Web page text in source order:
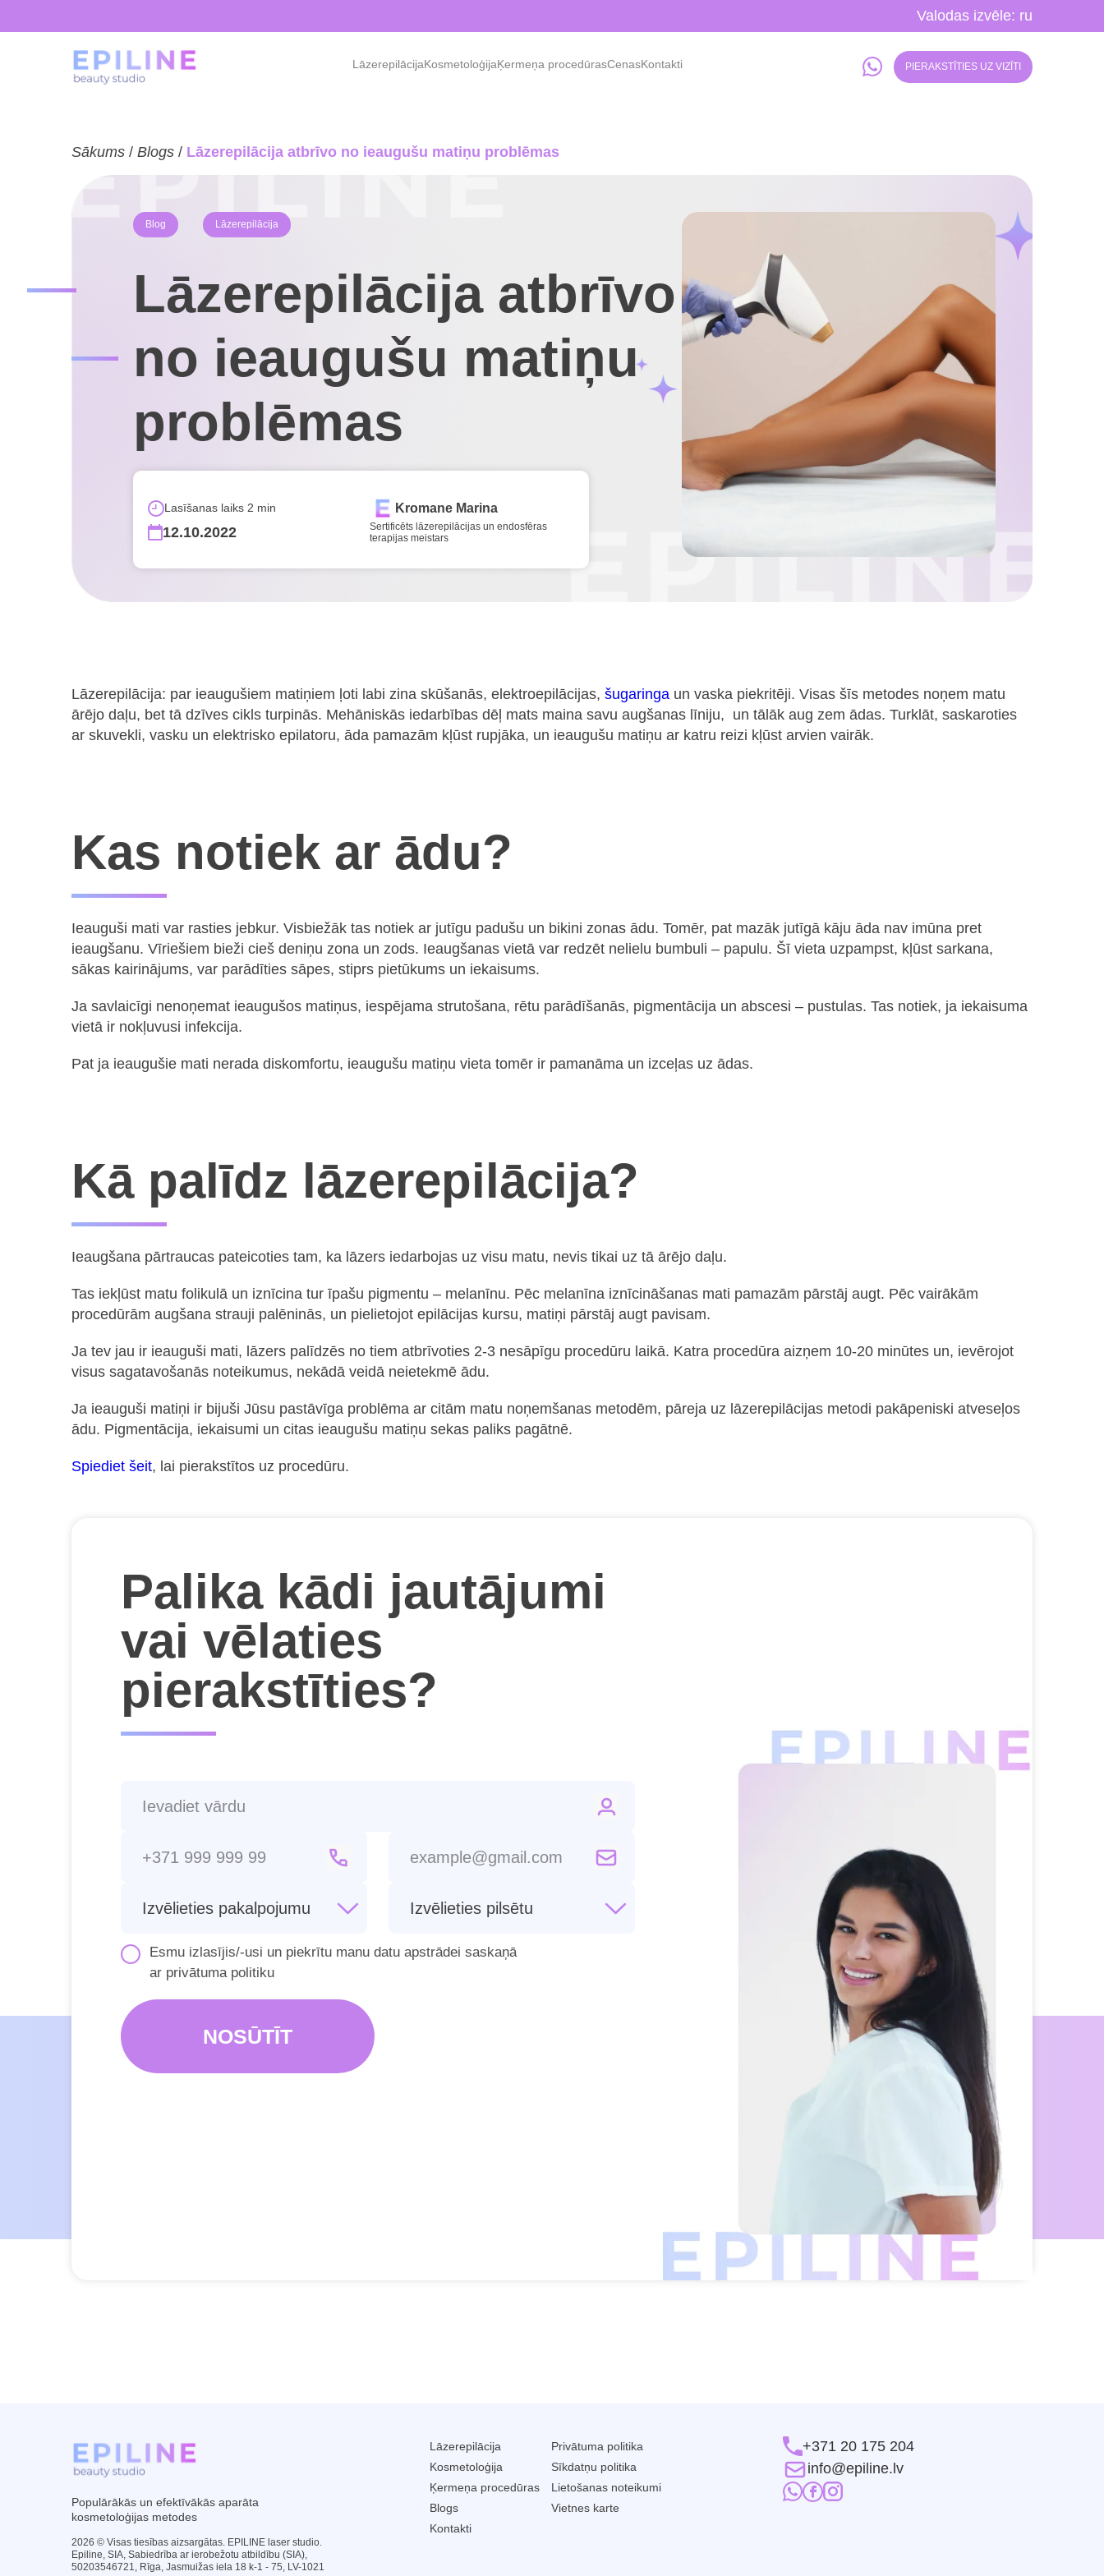
Valodas izvēle: ru
LāzerepilācijaKosmetoloģijaĶermeņa procedūrasCenasKontakti PIERAKSTĪTIES UZ VIZĪTI
Sākums / Blogs / Lāzerepilācija atbrīvo no ieaugušu matiņu problēmas
Blog Lāzerepilācija
Lāzerepilācija atbrīvo
no ieaugušu matiņu
problēmas
Lasīšanas laiks 2 min Kromane Marina
12.10.2022
Sertificēts lāzerepilācijas un endosfēras
terapijas meistars
Lāzerepilācija: par ieaugušiem matiņiem ļoti labi zina skūšanās, elektroepilācijas, šugaringa un vaska piekritēji. Visas šīs metodes noņem matu
ārējo daļu, bet tā dzīves cikls turpinās. Mehāniskās iedarbības dēļ mats maina savu augšanas līniju, un tālāk aug zem ādas. Turklāt, saskaroties
ar skuvekli, vasku un elektrisko epilatoru, āda pamazām kļūst rupjāka, un ieaugušu matiņu ar katru reizi kļūst arvien vairāk.
Kas notiek ar ādu?
Ieauguši mati var rasties jebkur. Visbiežāk tas notiek ar jutīgu padušu un bikini zonas ādu. Tomēr, pat mazāk jutīgā kāju āda nav imūna pret
ieaugšanu. Vīriešiem bieži cieš deniņu zona un zods. Ieaugšanas vietā var redzēt nelielu bumbuli – papulu. Šī vieta uzpampst, kļūst sarkana,
sākas kairinājums, var parādīties sāpes, stiprs pietūkums un iekaisums.
Ja savlaicīgi nenoņemat ieaugušos matiņus, iespējama strutošana, rētu parādīšanās, pigmentācija un abscesi – pustulas. Tas notiek, ja iekaisuma
vietā ir nokļuvusi infekcija.
Pat ja ieaugušie mati nerada diskomfortu, ieaugušu matiņu vieta tomēr ir pamanāma un izceļas uz ādas.
Kā palīdz lāzerepilācija?
Ieaugšana pārtraucas pateicoties tam, ka lāzers iedarbojas uz visu matu, nevis tikai uz tā ārējo daļu.
Tas iekļūst matu folikulā un iznīcina tur īpašu pigmentu – melanīnu. Pēc melanīna iznīcināšanas mati pamazām pārstāj augt. Pēc vairākām
procedūrām augšana strauji palēninās, un pielietojot epilācijas kursu, matiņi pārstāj augt pavisam.
Ja tev jau ir ieauguši mati, lāzers palīdzēs no tiem atbrīvoties 2-3 nesāpīgu procedūru laikā. Katra procedūra aizņem 10-20 minūtes un, ievērojot
visus sagatavošanās noteikumus, nekādā veidā neietekmē ādu.
Ja ieauguši matiņi ir bijuši Jūsu pastāvīga problēma ar citām matu noņemšanas metodēm, pāreja uz lāzerepilācijas metodi pakāpeniski atveseļos
ādu. Pigmentācija, iekaisumi un citas ieaugušu matiņu sekas paliks pagātnē.
Spiediet šeit, lai pierakstītos uz procedūru.
Palika kādi jautājumi
vai vēlaties
pierakstīties?
Esmu izlasījis/-usi un piekrītu manu datu apstrādei saskaņā
ar privātuma politiku
Populārākās un efektīvākās aparāta
kosmetoloģijas metodes
2026 © Visas tiesības aizsargātas. EPILINE laser studio.
Epiline, SIA, Sabiedrība ar ierobežotu atbildību (SIA),
50203546721, Rīga, Jasmuižas iela 18 k-1 - 75, LV-1021
Lāzerepilācija
Kosmetoloģija
Ķermeņa procedūras
Blogs
Kontakti
Privātuma politika
Sīkdatņu politika
Lietošanas noteikumi
Vietnes karte
+371 20 175 204
info@epiline.lv